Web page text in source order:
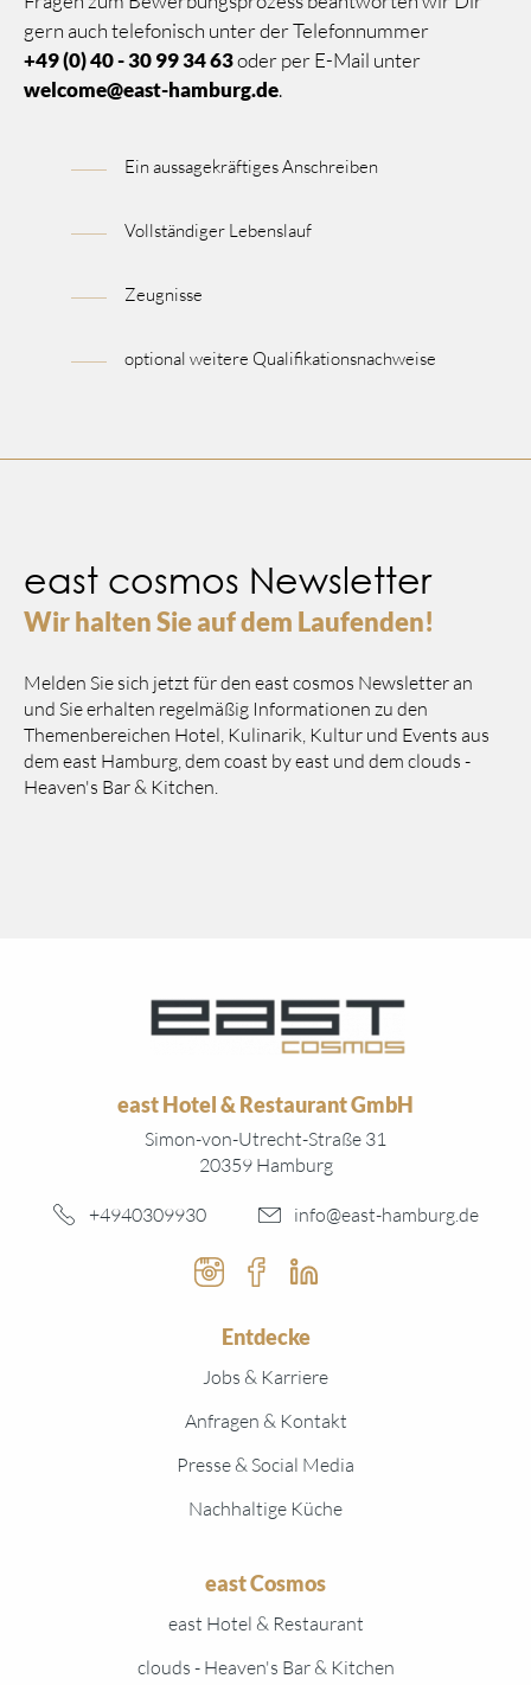
gern auch telefonisch unter der Telefonnummer
+49 (0) 40 - 30 99 34 63oder per E-Mail unter
welcome@east-hamburg.de.
Ein aussagekräftiges Anschreiben
Vollständiger Lebenslauf
Zeugnisse
optional weitere Qualifikationsnachweise
east cosmos Newsletter
Wir halten Sie auf dem Laufenden!
Melden Sie sich jetzt für den east cosmos Newsletter an
und Sie erhalten regelmäßig Informationen zu den
Themenbereichen Hotel, Kulinarik, Kultur und Events aus
dem east Hamburg, dem coast by east und dem clouds -
Heaven's Bar & Kitchen.
east Hotel & Restaurant GmbH
Simon-von-Utrecht-Straße 31
20359 Hamburg
+4940309930 info@east-hamburg.de
InstagramFacebookLinked In
Entdecke
Jobs & Karriere
Anfragen & Kontakt
Presse & Social Media
Nachhaltige Küche
east Cosmos
east Hotel & Restaurant
clouds - Heaven's Bar & Kitchen